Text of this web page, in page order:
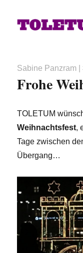
Autor
Sabine Panzram
Frohe
TOLETUM
Weihnachtsfest,
Tage zwischen
Übergang…